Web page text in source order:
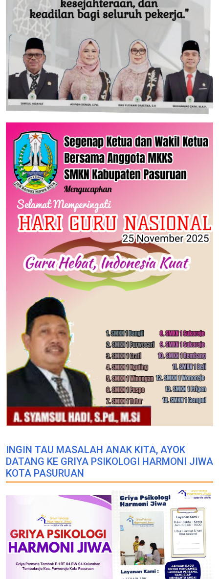
INGIN TAU MASALAH ANAK KITA, AYOK
DATANG KE GRIYA PSIKOLOGI HARMONI JIWA
KOTA PASURUAN